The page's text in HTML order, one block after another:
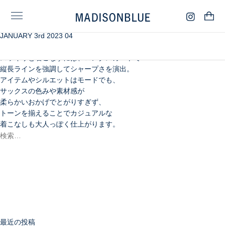
JANUARY 3rd 2023 04
冬に欠かせないキルティングのアウターは、
縦長ラインを強調してシャープさを演出。
アイテムやシルエットはモードでも、
サックスの色みや素材感が
柔らかいおかげでとがりすぎず、
トーンを揃えることでカジュアルな
着こなしも大人っぽく仕上がります。
検
最近の投稿